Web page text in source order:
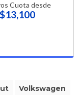
Cuota desde
$13,100
Volkswagen